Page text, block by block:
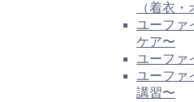
（着衣
ユーファ
ケア〜
ユーファ
ユーファ
講習〜